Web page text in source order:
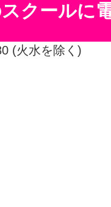
クールに
(火水を除く)